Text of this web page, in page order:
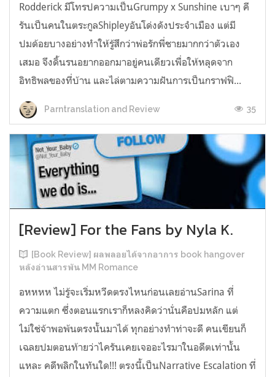
Rodderick มีโทรปความเป็นGrumpy x Sunshine เบาๆ คี
รันเป็นคนในตระกูลShipleyอันโด่งดังประจำเมือง แต่มี
ปมด้อยบางอย่างทำให้รู้สึกว่าพ่อรักพี่ชายมากกว่าตัวเอง
เสมอ จึงดิ้นรนอยากออกมาอยู่คนเดียวเพื่อให้หลุดจาก
อิทธิพลของที่บ้าน และไล่ตามความฝันการเป็นกราฟฟิ...
Parntranslation and Review 35
[Review] For the Fans by Nyla K.
[Book Review] ผลพลอยได้จากอาการ book hangover
หลังอ่านสารพัน MM Romance
อหหหห ไม่รู้จะเริ่มหวีดตรงไหนก่อนเลยอ่านSarina ที่
ความแตก ซึ่งตอนแรกเราก็หลงคิดว่านั่นคือปมหลัก แต่
ไม่ใช่จ้าพอพ้นตรงนั้นมาได้ ทุกอย่างทำท่าจะดี คนเขียนก็
เฉลยปมตอนท้ายว่าไครันเคยเจออะไรมาในอดีตเท่านั้น
แหละ คดีพลิกในทันใด!!! ตรงนี้เป็นNarrative Escalation ที่